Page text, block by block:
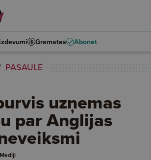
Grāmatas Abonēt
PASAULĒ
uzņemas
par Anglijas